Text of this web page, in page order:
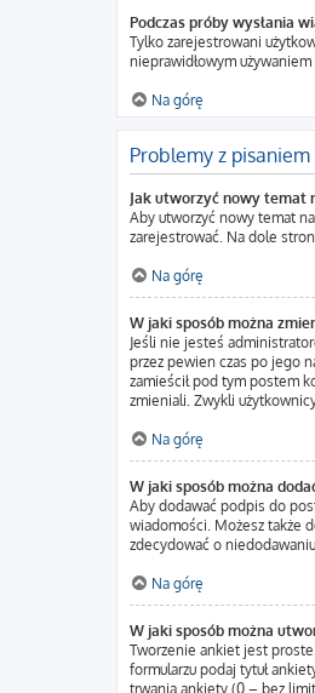
Podczas próby wysłania
Tylko zarejestrowani
nieprawidłowym
Na górę
Problemy z pisaniem
Jak utworzyć nowy temat
Aby utworzyć nowy temat
zarejestrować. Na dole
Na górę
W jaki sposób można
Jeśli nie jesteś
przez pewien czas po jego
zamieścił pod tym postem
zmieniali. Zwykli
Na górę
W jaki sposób można
Aby dodawać podpis do
wiadomości. Możesz także
zdecydować o
Na górę
W jaki sposób można
Tworzenie ankiet jest
formularzu podaj tytuł
trwania ankiety (0 – bez